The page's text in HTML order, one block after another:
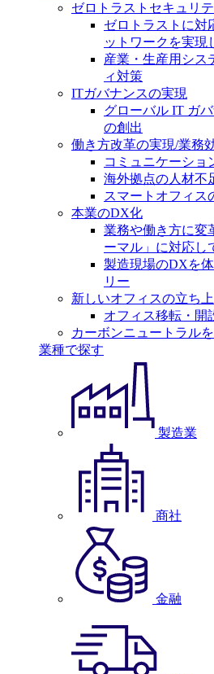
ゼロトラストセキュリ
ゼロトラストに対
ットワークを実現
産業・生産用シス
ィ対策
ITガバナンスの実現
グローバル IT ガ
の創出
働き方改革の実現/業務
コミュニケーショ
海外拠点の人材不
スマートオフィス
本業のDX化
業務や働き方に変
ーマル」に対応し
製造現場のDXを
リー
新しいオフィスの立ち
オフィス移転・開
カーボンニュートラル
業種で探す
製造業
商社
金融